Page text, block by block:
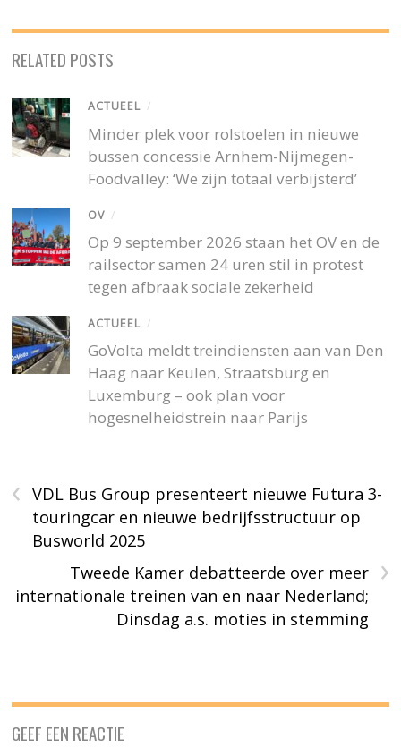
RELATED POSTS
ACTUEEL /
Minder plek voor rolstoelen in nieuwe
bussen concessie Arnhem-Nijmegen-
Foodvalley: ‘We zijn totaal verbijsterd’
OV /
Op 9 september 2026 staan het OV en de
railsector samen 24 uren stil in protest
tegen afbraak sociale zekerheid
ACTUEEL /
GoVolta meldt treindiensten aan van Den
Haag naar Keulen, Straatsburg en
Luxemburg – ook plan voor
hogesnelheidstrein naar Parijs
‹
VDL Bus Group presenteert nieuwe Futura 3-
touringcar en nieuwe bedrijfsstructuur op
Busworld 2025
›
Tweede Kamer debatteerde over meer
internationale treinen van en naar Nederland;
Dinsdag a.s. moties in stemming
GEEF EEN REACTIE